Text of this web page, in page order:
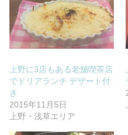
上野に3店もある老舗喫茶店
でドリアランチ デザート付
き
2015年11月5日
上野・浅草エリア